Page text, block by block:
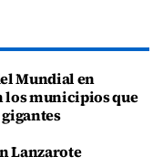
Mundial en
los municipios que
Lanzarote